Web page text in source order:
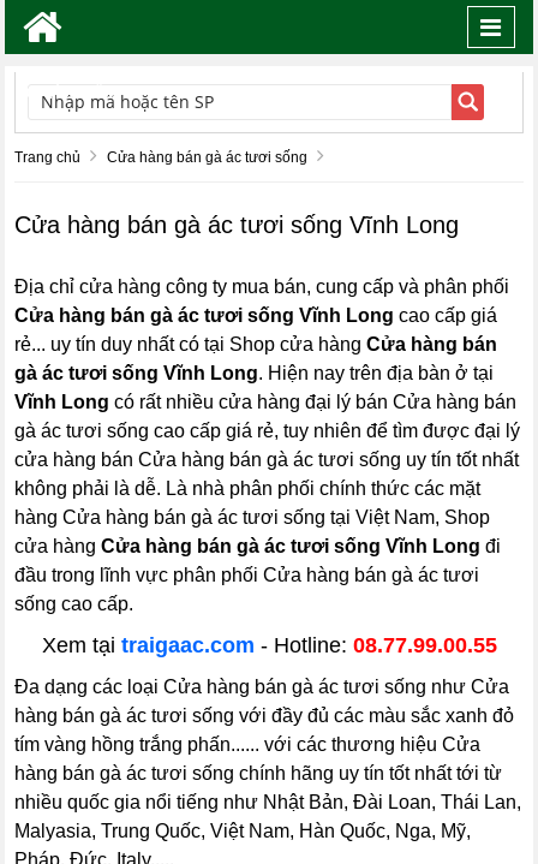
TÌM KIẾM
Trang chủ Cửa hàng bán gà ác tươi sống
Cửa hàng bán gà ác tươi sống Vĩnh Long
Địa chỉ cửa hàng công ty mua bán, cung cấp và phân phối
Cửa hàng bán gà ác tươi sống Vĩnh Long cao cấp giá
rẻ... uy tín duy nhất có tại Shop cửa hàngCửa hàng bán
gà ác tươi sống Vĩnh Long. Hiện nay trên địa bàn ở tại
Vĩnh Long có rất nhiều cửa hàng đại lý bán Cửa hàng bán
gà ác tươi sống cao cấp giá rẻ, tuy nhiên để tìm được đại lý
cửa hàng bán Cửa hàng bán gà ác tươi sống uy tín tốt nhất
không phải là dễ. Là nhà phân phối chính thức các mặt
hàng Cửa hàng bán gà ác tươi sống tại Việt Nam, Shop
cửa hàngCửa hàng bán gà ác tươi sống Vĩnh Long đi
đầu trong lĩnh vực phân phối Cửa hàng bán gà ác tươi
sống cao cấp.
Xem tại traigaac.com - Hotline: 08.77.99.00.55
Đa dạng các loại Cửa hàng bán gà ác tươi sống như Cửa
hàng bán gà ác tươi sống với đầy đủ các màu sắc xanh đỏ
tím vàng hồng trắng phấn...... với các thương hiệu Cửa
hàng bán gà ác tươi sống chính hãng uy tín tốt nhất tới từ
nhiều quốc gia nổi tiếng như Nhật Bản, Đài Loan, Thái Lan,
Malyasia, Trung Quốc, Việt Nam, Hàn Quốc, Nga, Mỹ,
Pháp, Đức, Italy.....